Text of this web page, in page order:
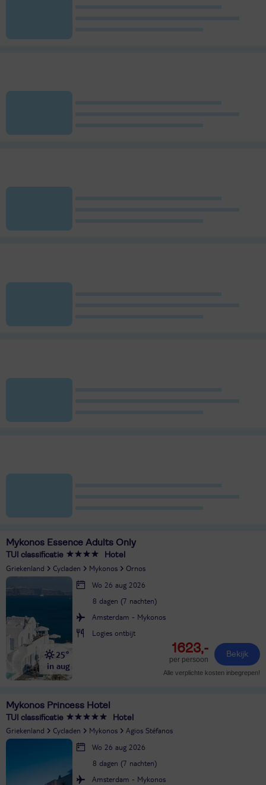
Mykonos Essence Adults Only
TUI classificatie Hotel
Griekenland Cycladen Mykonos Ornos
25°
in aug
Wo 26 aug 2026
8 dagen (7 nachten)
Amsterdam - Mykonos
Logies ontbijt
1623,-
per persoon
Bekijk
Alle verplichte kosten inbegrepen!
Mykonos Princess Hotel
TUI classificatie Hotel
Griekenland Cycladen Mykonos
Agios Stéfanos
Wo 26 aug 2026
8 dagen (7 nachten)
Amsterdam - Mykonos